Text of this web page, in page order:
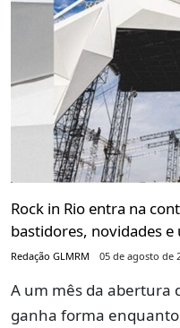
Rock in Rio entra na
bastidores, novidades
Redação GLMRM 05 de agosto de
A um mês da abertura
ganha forma